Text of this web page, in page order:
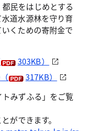
都民をはじめとする
道水源林を守り育
くための寄附金で
303KB）
（
317KB）
みずふる」をご覧
ができます。